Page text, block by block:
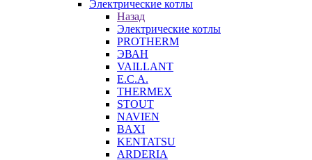
Электрические котлы
Назад
Электрические котлы
PROTHERM
ЭВАН
VAILLANT
E.C.A.
THERMEX
STOUT
NAVIEN
BAXI
KENTATSU
ARDERIA